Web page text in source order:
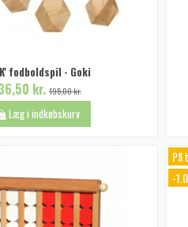
fodboldspil - Goki
kr.195,00 kr.
Læg i indkøbskurv
På
-